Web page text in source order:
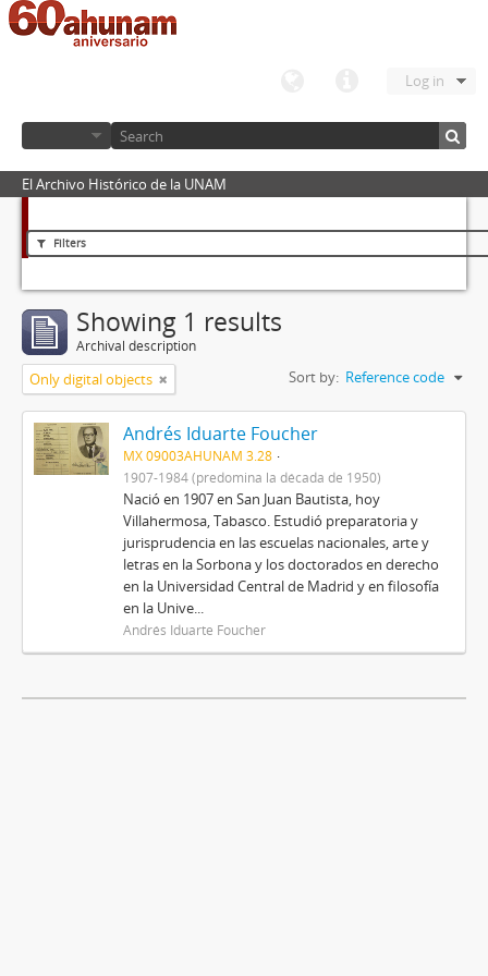
Log in
El Archivo Histórico de la UNAM
Filters
Showing 1 results
Archival description
Only digital objects Sort by: Reference code
Andrés Iduarte Foucher
MX 09003AHUNAM 3.28
1907-1984 (predomina la década de 1950)
Nació en 1907 en San Juan Bautista, hoy
Villahermosa, Tabasco. Estudió preparatoria y
jurisprudencia en las escuelas nacionales, arte y
letras en la Sorbona y los doctorados en derecho
en la Universidad Central de Madrid y en filosofía
en la Unive...
Andrés Iduarte Foucher